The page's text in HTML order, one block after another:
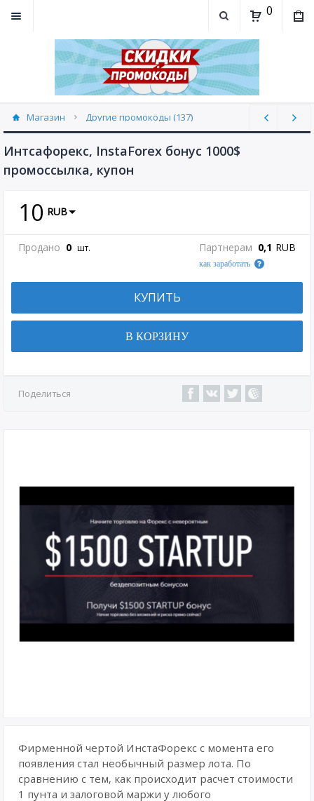
0
Магазин Другие промокоды (137)
Интсафорекс, InstaForex бонус 1000$
промоссылка, купон
10 RUB
Продано 0 шт. Партнерам 0,1 RUB
как заработать
КУПИТЬ
В КОРЗИНУ
Поделиться
Фирменной чертой ИнстаФорекс с момента его
появления стал необычный размер лота. По
сравнению с тем, как происходит расчет стоимости
1 пунта и залоговой маржи у любого